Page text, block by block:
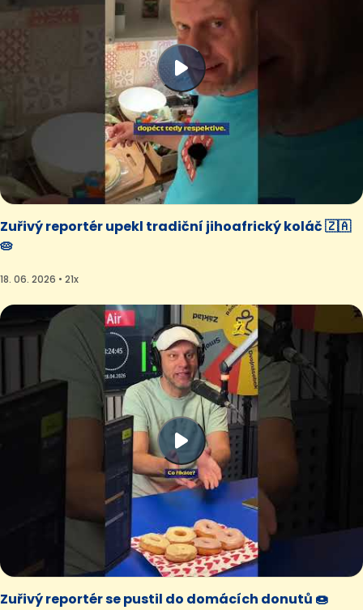
Zuřivý reportér upekl tradiční jihoafrický koláč 🇿🇦
🥧
18. 06. 2026 • 21x
Zuřivý reportér se pustil do domácích donutů 🍩